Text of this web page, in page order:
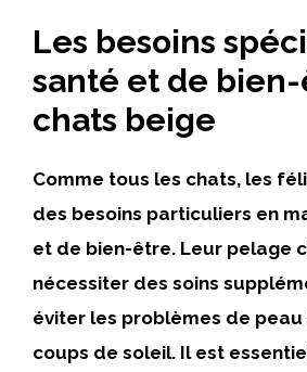
Les besoins
santé et de
chats beige
Comme tous les chats, les
des besoins particuliers en
et de bien-être. Leur pelage
nécessiter des soins
éviter les problèmes de
coups de soleil. Il est